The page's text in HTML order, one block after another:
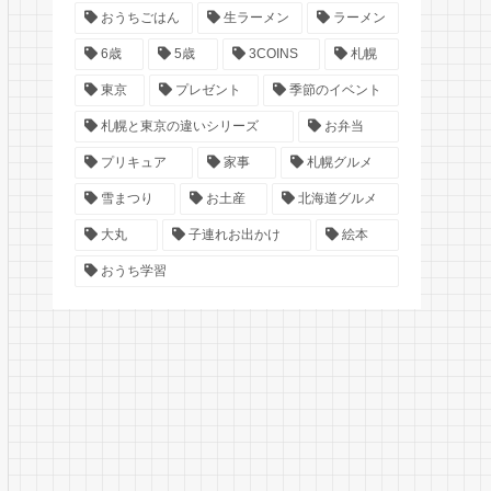
おうちごはん 生ラーメン ラーメン
6歳 5歳 3COINS 札幌
東京 プレゼント 季節のイベント
札幌と東京の違いシリーズ お弁当
プリキュア 家事 札幌グルメ
雪まつり お土産 北海道グルメ
大丸 子連れお出かけ 絵本
おうち学習